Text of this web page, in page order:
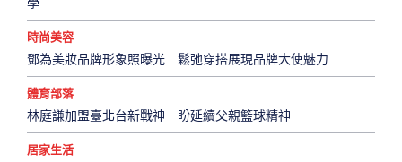
時尚美容
鄧為美妝品牌形象照曝光 鬆弛穿搭展現品牌大使魅力
體育部落
林庭謙加盟臺北台新戰神 盼延續父親籃球精神
居家生活